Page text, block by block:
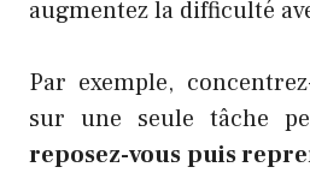
augmentez la difficulté
Par exemple,
sur une seule tâche
reposez-vous puis